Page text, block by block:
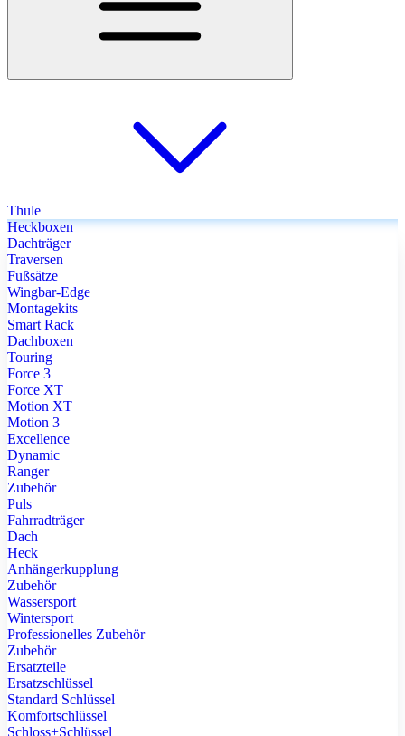
Thule
Heckboxen
Dachträger
Traversen
Fußsätze
Wingbar-Edge
Montagekits
Smart Rack
Dachboxen
Touring
Force 3
Force XT
Motion XT
Motion 3
Excellence
Dynamic
Ranger
Zubehör
Puls
Fahrradträger
Dach
Heck
Anhängerkupplung
Zubehör
Wassersport
Wintersport
Professionelles Zubehör
Zubehör
Ersatzteile
Ersatzschlüssel
Standard Schlüssel
Komfortschlüssel
Schloss+Schlüssel